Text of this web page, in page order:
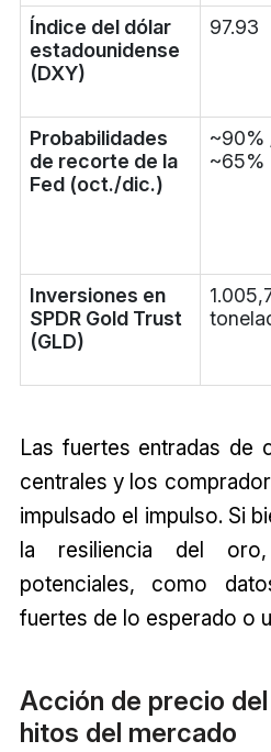
Índice del dólar
estadounidense
(DXY)
97.93
Probabilidades
de recorte de la
Fed (oct./dic.)
~90%
~65%
Inversiones en
SPDR Gold Trust
(GLD)
Las fuertes entradas de
centrales y los
impulsado el impulso. Si
la resiliencia del
potenciales, como
fuertes de lo esperado o
Acción de precio
hitos del mercado